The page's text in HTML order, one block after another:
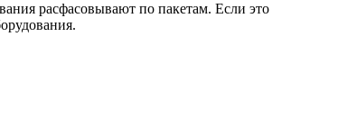
расфасовывают по пакетам. Если это